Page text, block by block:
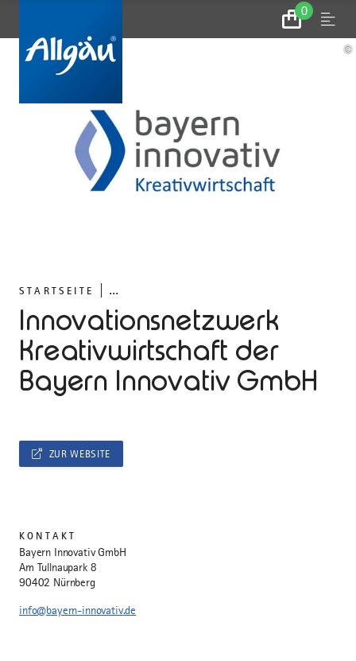
0
Zum
Warenkorb
Menu
STARTSEITE ...
Innovationsnetzwerk
Kreativwirtschaft der
Bayern Innovativ GmbH
©
ZUR WEBSITE
KONTAKT
Bayern Innovativ GmbH
Am Tullnaupark 8
90402 Nürnberg
info@bayern-innovativ.de